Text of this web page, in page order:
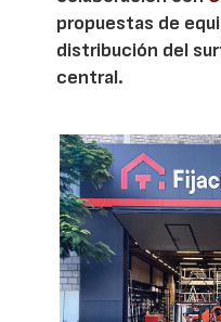
propuestas de
distribución del
central.